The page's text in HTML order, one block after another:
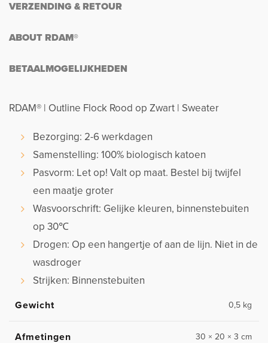
VERZENDING & RETOUR
ABOUT RDAM®
BETAALMOGELIJKHEDEN
RDAM® | Outline Flock Rood op Zwart | Sweater
Bezorging: 2-6 werkdagen
Samenstelling: 100% biologisch katoen
Pasvorm: Let op! Valt op maat. Bestel bij twijfel
een maatje groter
Wasvoorschrift: Gelijke kleuren, binnenstebuiten
op 30℃
Drogen: Op een hangertje of aan de lijn. Niet in de
wasdroger
Strijken: Binnenstebuiten
Gewicht 0,5 kg
Afmetingen 30 × 20 × 3 cm